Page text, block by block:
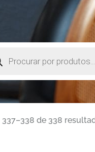
337–338 de 338